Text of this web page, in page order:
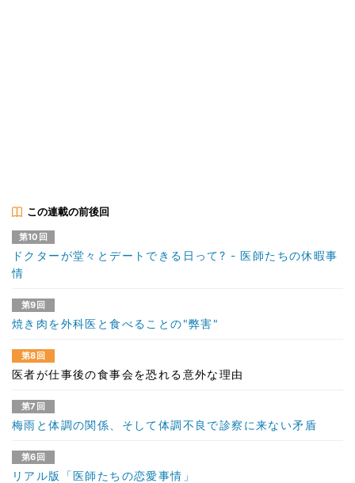
この連載の前後回
第10回
ドクターが堂々とデートできる日って? - 医師たちの休暇事
情
第9回
焼き肉を外科医と食べることの"弊害"
第8回
医者が仕事後の食事会を恐れる意外な理由
第7回
梅雨と体調の関係、そして体調不良で診察に来ない矛盾
第6回
リアル版「医師たちの恋愛事情」